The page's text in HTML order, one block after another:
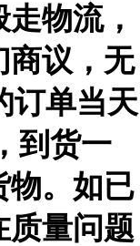
物流，
商议，无
订单当天
到货一
物。如已
质量问题